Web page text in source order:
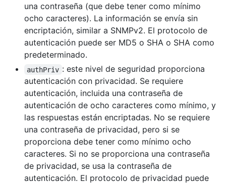
una contraseña (que debe tener como mínimo
ocho caracteres). La información se envía sin
encriptación, similar a SNMPv2. El protocolo de
autenticación puede ser MD5 o SHA o SHA como
predeterminado.
authPriv : este nivel de seguridad proporciona
autenticación con privacidad. Se requiere
autenticación, incluida una contraseña de
autenticación de ocho caracteres como mínimo, y
las respuestas están encriptadas. No se requiere
una contraseña de privacidad, pero si se
proporciona debe tener como mínimo ocho
caracteres. Si no se proporciona una contraseña
de privacidad, se usa la contraseña de
autenticación. El protocolo de privacidad puede